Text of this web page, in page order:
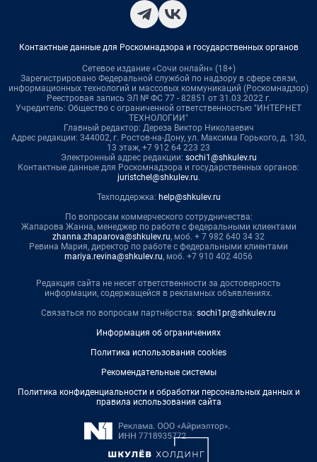
Контактные данные для Роскомнадзора и государственных органов
Сетевое издание «Сочи онлайн» (18+)
Зарегистрировано Федеральной службой по надзору в сфере связи,
информационных технологий и массовых коммуникаций (Роскомнадзор)
Реестровая запись ЭЛ № ФС 77 - 82851 от 31.03.2022 г.
Учредитель: Общество с ограниченной ответственностью "ИНТЕРНЕТ
ТЕХНОЛОГИИ"
Главный редактор: Дереза Виктор Николаевич
Адрес редакции: 344002, г. Ростов-на-Дону, ул. Максима Горького, д. 130,
13 этаж, +7 912 64 223 23
Электронный адрес редакции: sochi1@shkulev.ru
Контактные данные для Роскомнадзора и государственных органов:
juristchel@shkulev.ru.
Техподдержка: help@shkulev.ru
По вопросам коммерческого сотрудничества:
Жапарова Жанна, менеджер по работе с федеральными клиентами
zhanna.zhaparova@shkulev.ru, моб. + 7 982 640 34 32
Ревина Мария, директор по работе с федеральными клиентами
mariya.revina@shkulev.ru, моб. +7 910 402 4056
Редакция сайта не несет ответственности за достоверность
информации, содержащейся в рекламных объявлениях.
Связаться по вопросам партнёрства: sochi1pr@shkulev.ru
Информация об ограничениях
Политика использования cookies
Рекомендательные системы
Политика конфиденциальности и обработки персональных данных и
правила использования сайта